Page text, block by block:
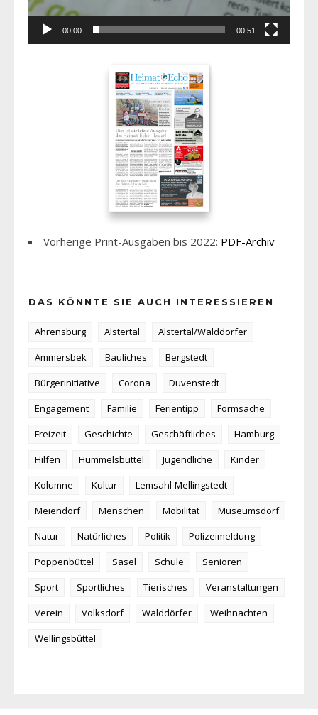
00:00 00:51
Vorherige Print-Ausgaben bis 2022: PDF-Archiv
DAS KÖNNTE SIE AUCH INTERESSIEREN
Ahrensburg Alstertal
Alstertal/Walddörfer
Ammersbek
Bauliches
Bergstedt
Bürgerinitiative
Corona
Duvenstedt
Engagement
Familie Ferientipp
Formsache
Freizeit
Geschichte Geschäftliches
Hamburg
Hilfen
Hummelsbüttel Jugendliche
Kinder
Kolumne
Kultur
Lemsahl-Mellingstedt
Meiendorf
Menschen Mobilität
Museumsdorf
Natur
Natürliches Politik
Polizeimeldung
Poppenbüttel
Sasel Schule
Senioren
Sport
Sportliches Tierisches
Veranstaltungen
Verein
Volksdorf Walddörfer
Weihnachten
Wellingsbüttel